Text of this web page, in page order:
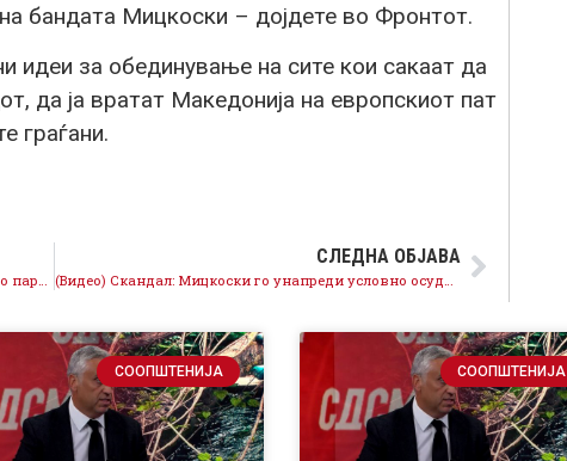
бандата Мицкоски – дојдете во Фронтот.
идеи за обединување на сите кои сакаат да
да ја вратат Македонија на европскиот пат
граѓани.
СЛЕДНА ОБЈАВА
СООПШТЕНИЈА СООПШТЕНИЈА